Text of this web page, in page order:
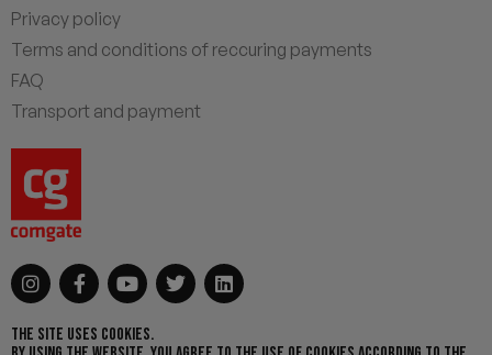
Privacy policy
Terms and conditions of reccuring payments
FAQ
Transport and payment
THE SITE USES COOKIES.